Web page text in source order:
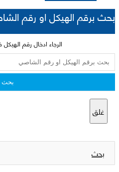
بحث برقم الهيكل او رقم
الرجاء ادخال رقم
بحث
غلق
بحث